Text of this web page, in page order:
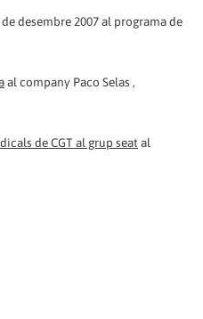
desembre 2007 al programa de
al company Paco Selas ,
de CGT al grup seat al